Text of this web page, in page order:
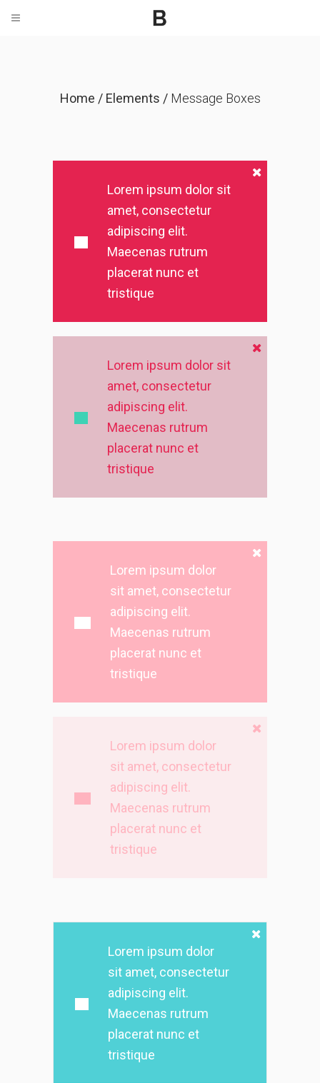
Home / Elements / Message Boxes
Lorem ipsum dolor sit
amet, consectetur
adipiscing elit.
Maecenas rutrum
placerat nunc et
tristique
Lorem ipsum dolor sit
amet, consectetur
adipiscing elit.
Maecenas rutrum
placerat nunc et
tristique
Lorem ipsum dolor
sit amet, consectetur
adipiscing elit.
Maecenas rutrum
placerat nunc et
tristique
Lorem ipsum dolor
sit amet, consectetur
adipiscing elit.
Maecenas rutrum
placerat nunc et
tristique
Lorem ipsum dolor
sit amet, consectetur
adipiscing elit.
Maecenas rutrum
placerat nunc et
tristique